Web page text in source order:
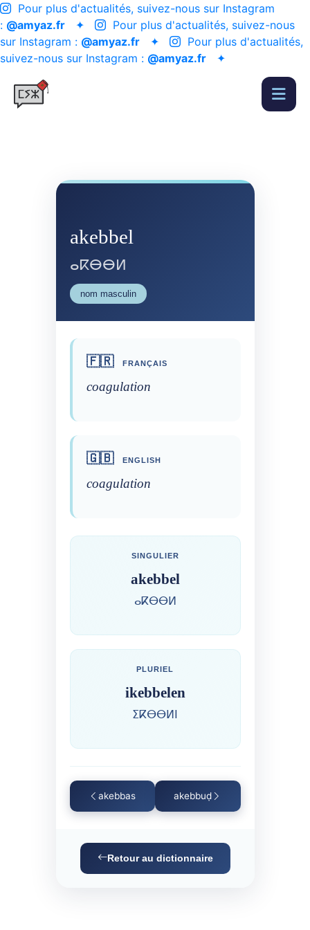
Pour plus d'actualités, suivez-nous sur Instagram
: @amyaz.fr ✦
Pour plus d'actualités, suivez-nous
sur Instagram : @amyaz.fr ✦
Pour plus d'actualités,
suivez-nous sur Instagram : @amyaz.fr ✦
akebbel
ⴰⴽⴱⴱⵍ
nom masculin
🇫🇷 FRANÇAIS
coagulation
🇬🇧 ENGLISH
coagulation
SINGULIER
akebbel
ⴰⴽⴱⴱⵍ
PLURIEL
ikebbelen
ⵉⴽⴱⴱⵍⵏ
akebbas akebbuḍ
Retour au dictionnaire